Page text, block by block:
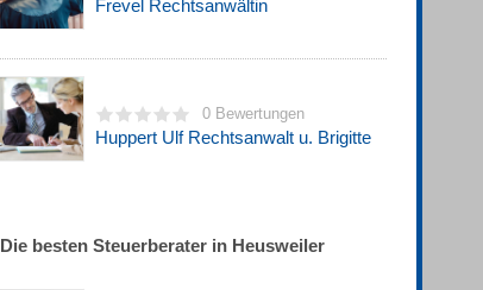
Frevel Rechtsanwältin
0 Bewertungen
Huppert Ulf Rechtsanwalt u. Brigitte
Die besten Steuerberater in Heusweiler